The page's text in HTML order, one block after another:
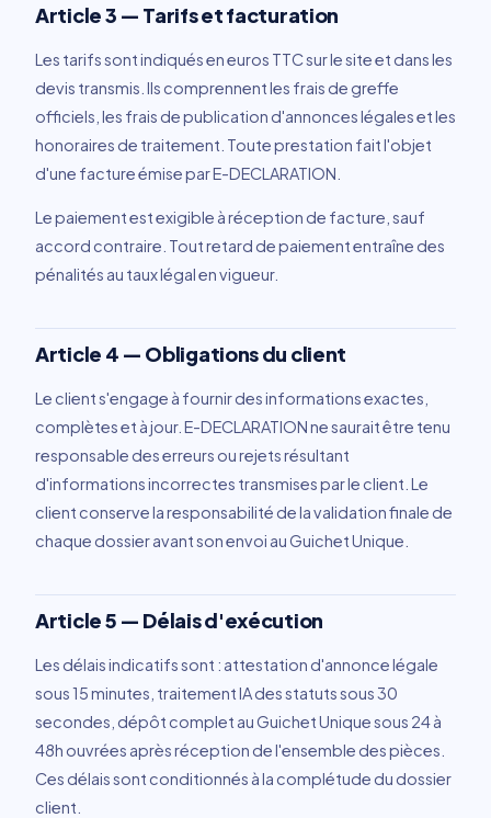
Article 3 — Tarifs et facturation
Les tarifs sont indiqués en euros TTC sur le site et dans les
devis transmis. Ils comprennent les frais de greffe
officiels, les frais de publication d'annonces légales et les
honoraires de traitement. Toute prestation fait l'objet
d'une facture émise par E-DECLARATION.
Le paiement est exigible à réception de facture, sauf
accord contraire. Tout retard de paiement entraîne des
pénalités au taux légal en vigueur.
Article 4 — Obligations du client
Le client s'engage à fournir des informations exactes,
complètes et à jour. E-DECLARATION ne saurait être tenu
responsable des erreurs ou rejets résultant
d'informations incorrectes transmises par le client. Le
client conserve la responsabilité de la validation finale de
chaque dossier avant son envoi au Guichet Unique.
Article 5 — Délais d'exécution
Les délais indicatifs sont : attestation d'annonce légale
sous 15 minutes, traitement IA des statuts sous 30
secondes, dépôt complet au Guichet Unique sous 24 à
48h ouvrées après réception de l'ensemble des pièces.
Ces délais sont conditionnés à la complétude du dossier
client.